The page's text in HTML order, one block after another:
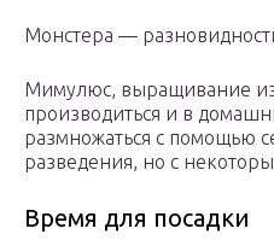
Монстера —
Мимулюс, выращивание из
производиться и в
размножаться с помощью
разведения, но с
Время для посадки